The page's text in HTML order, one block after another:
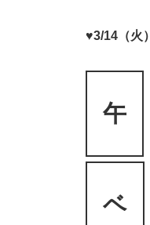
♥3/14（火）
午
ベ